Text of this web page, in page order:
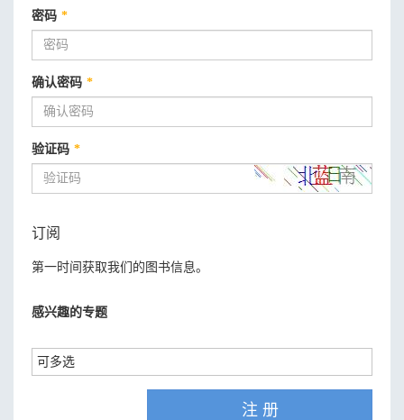
密码 *
确认密码 *
验证码 *
订阅
第一时间获取我们的图书信息。
感兴趣的专题
注 册